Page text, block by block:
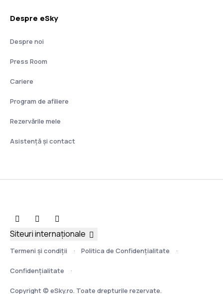
Despre eSky
Despre noi
Press Room
Cariere
Program de afiliere
Rezervările mele
Asistenţă şi contact
Termeni şi condiţii Politica de Confidențialitate
Confidențialitate
Copyright © eSky.ro. Toate drepturile rezervate.
Siteuri internaționale